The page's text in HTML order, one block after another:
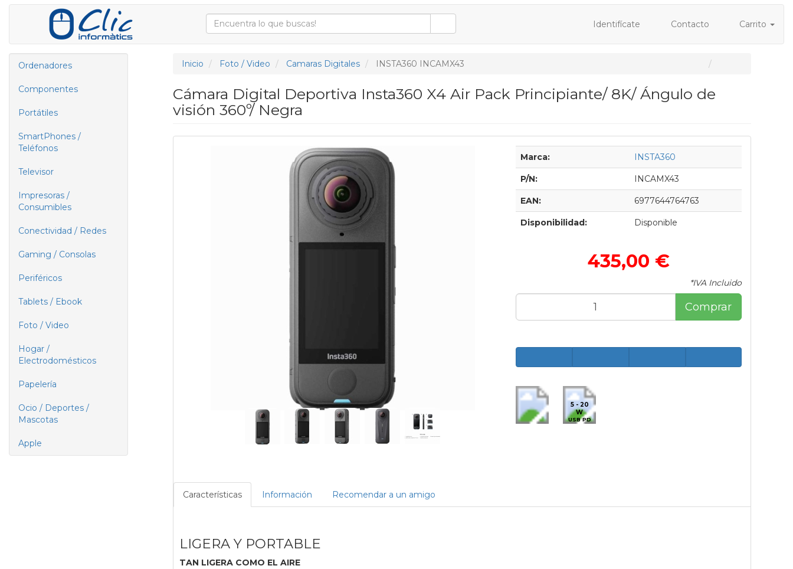
Identifícate Contacto Carrito
Ordenadores
Componentes
Portátiles
SmartPhones /
Teléfonos
Televisor
Impresoras /
Consumibles
Conectividad / Redes
Gaming / Consolas
Periféricos
Tablets / Ebook
Foto / Video
Hogar /
Electrodomésticos
Papelería
Ocio / Deportes /
Mascotas
Apple
Inicio Foto / Video Camaras Digitales INSTA360 INCAMX43
Cámara Digital Deportiva Insta360 X4 Air Pack Principiante/ 8K/ Ángulo de
visión 360º/ Negra
Marca: INSTA360
P/N: INCAMX43
EAN: 6977644764763
Disponibilidad: Disponible
435,00 €
*IVA Incluido
Comprar
5 - 20
W
USB PD
Características Información Recomendar a un amigo
LIGERA Y PORTABLE
TAN LIGERA COMO EL AIRE